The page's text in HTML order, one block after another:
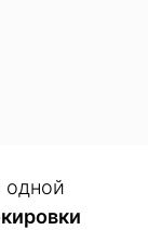
одной